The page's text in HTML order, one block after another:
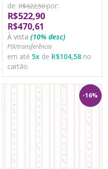
de: R$622,50por:
R$522,90
R$470,61
À vista (10% desc)
PIX/transferência
em até 5x de R$104,58 no
cartão
-16%